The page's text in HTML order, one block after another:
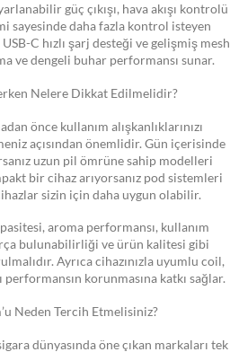
güç çıkışı, hava akışı kontrolü
sayesinde daha fazla kontrol isteyen
C hızlı şarj desteği ve gelişmiş mesh
ve dengeli buhar performansı sunar.
Nelere Dikkat Edilmelidir?
önce kullanım alışkanlıklarınızı
açısından önemlidir. Gün içerisinde
uzun pil ömrüne sahip modelleri
bir cihaz arıyorsanız pod sistemleri
sizin için daha uygun olabilir.
aroma performansı, kullanım
bulunabilirliği ve ürün kalitesi gibi
Ayrıca cihazınızla uyumlu coil,
korunmasına katkı sağlar.
Neden Tercih Etmelisiniz?
dünyasında öne çıkan markaları tek